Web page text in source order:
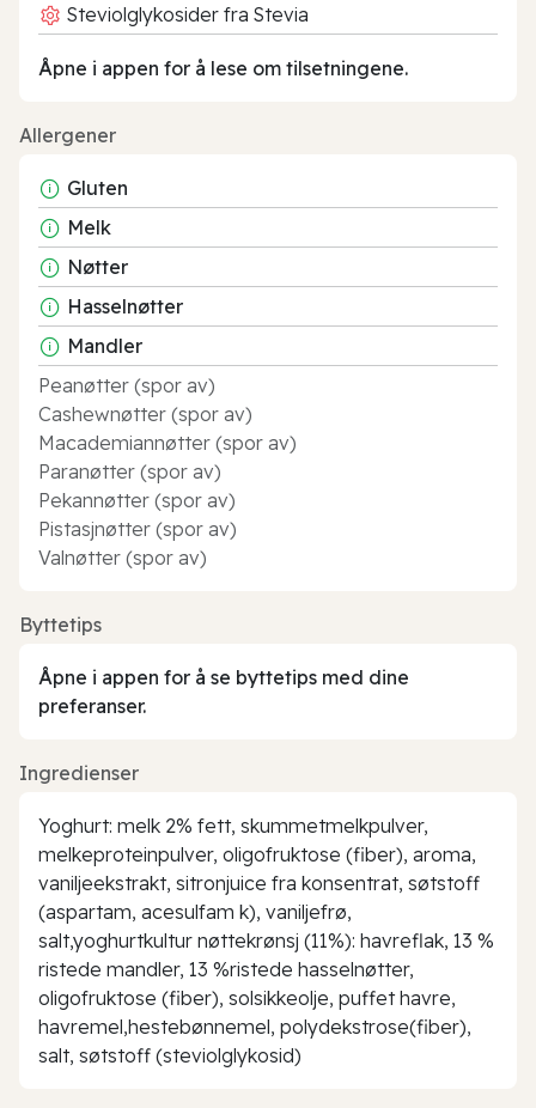
Steviolglykosider fra Stevia
Åpne i appen for å lese om tilsetningene.
Allergener
Gluten
Melk
Nøtter
Hasselnøtter
Mandler
Peanøtter (spor av)
Cashewnøtter (spor av)
Macademiannøtter (spor av)
Paranøtter (spor av)
Pekannøtter (spor av)
Pistasjnøtter (spor av)
Valnøtter (spor av)
Byttetips
Åpne i appen for å se byttetips med dine
preferanser.
Ingredienser
Yoghurt: melk 2% fett, skummetmelkpulver,
melkeproteinpulver, oligofruktose (fiber), aroma,
vaniljeekstrakt, sitronjuice fra konsentrat, søtstoff
(aspartam, acesulfam k), vaniljefrø,
salt,yoghurtkultur nøttekrønsj (11%): havreflak, 13 %
ristede mandler, 13 %ristede hasselnøtter,
oligofruktose (fiber), solsikkeolje, puffet havre,
havremel,hestebønnemel, polydekstrose(fiber),
salt, søtstoff (steviolglykosid)